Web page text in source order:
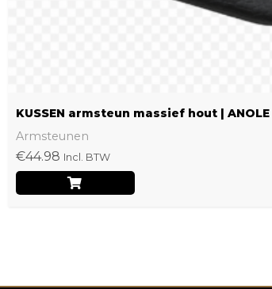
KUSSEN armsteun massief hout | ANOLE
Armsteunen
€44.98 Incl. BTW